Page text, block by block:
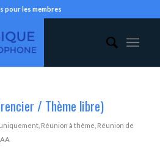
pour les membres
/ Thème libre)
, Réunion à thème Réunion de